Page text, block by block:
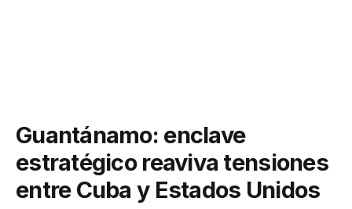
Guantánamo: enclave
estratégico reaviva tensiones
entre Cuba y Estados Unidos